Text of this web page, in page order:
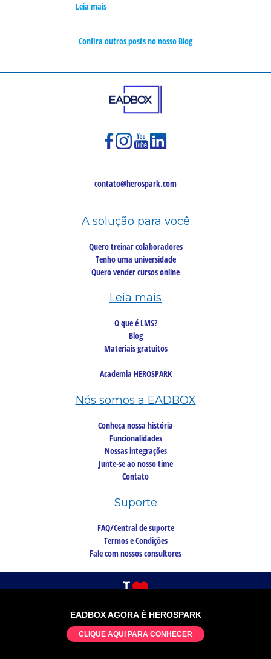
EADBOX AGORA É HEROSPARK
CLIQUE AQUI PARA CONHECER
Leia mais
Confira outros posts no nosso Blog
contato@herospark.com
A solução para você
Quero treinar colaboradores
Tenho uma universidade
Quero vender cursos online
Leia mais
O que é LMS?
Blog
Materiais gratuitos
Academia HEROSPARK
Nós somos a EADBOX
Conheça nossa história
Funcionalidades
Nossas integrações
Junte-se ao nosso time
Contato
Suporte
FAQ/Central de suporte
Termos e Condições
Fale com nossos consultores
©2026 Copyright, todos os direitos reservados